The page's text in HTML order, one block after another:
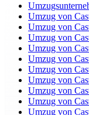
Umzug von
Umzug von
Umzug von
Umzug von
Umzug von
Umzug von
Umzug von
Umzug von
Umzug von
Umzug von